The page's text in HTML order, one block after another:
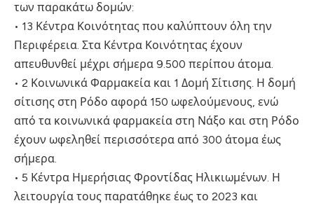
των παρακάτω δομών:
• 13 Κέντρα Κοινότητας που καλύπτουν όλη την
Περιφέρεια. Στα Κέντρα Κοινότητας έχουν
απευθυνθεί μέχρι σήμερα 9.500 περίπου άτομα.
• 2 Κοινωνικά Φαρμακεία και 1 Δομή Σίτισης. Η δομή
σίτισης στη Ρόδο αφορά 150 ωφελούμενους, ενώ
από τα κοινωνικά φαρμακεία στη Νάξο και στη Ρόδο
έχουν ωφεληθεί περισσότερα από 300 άτομα έως
σήμερα.
• 5 Κέντρα Ημερήσιας Φροντίδας Ηλικιωμένων. Η
λειτουργία τους παρατάθηκε έως το 2023 και